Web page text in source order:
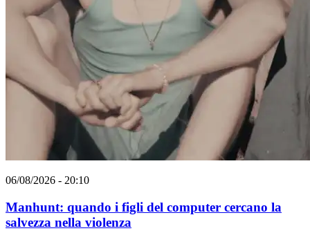
06/08/2026 - 20:10
Manhunt: quando i figli del computer cercano la
salvezza nella violenza